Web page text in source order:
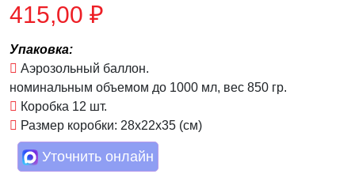
415,00 ₽
Упаковка:
Аэрозольный баллон.
номинальным объемом до 1000 мл, вес 850 гр.
Коробка 12 шт.
Размер коробки: 28х22х35 (см)
Уточнить онлайн